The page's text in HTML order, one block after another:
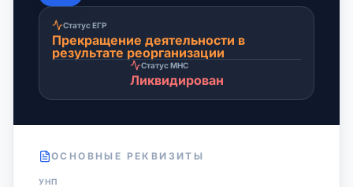
Статус ЕГР
Прекращение деятельности в
результате реорганизации
Статус МНС
Ликвидирован
ОСНОВНЫЕ РЕКВИЗИТЫ
УНП